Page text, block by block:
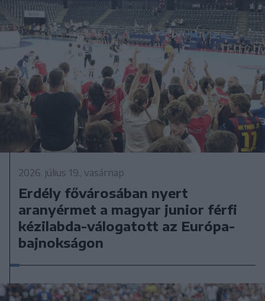
2026. július 19., vasárnap
Erdély fővárosában nyert
aranyérmet a magyar junior férfi
kézilabda-válogatott az Európa-
bajnokságon